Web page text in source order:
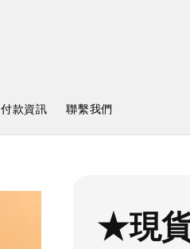
付款資訊 聯繫我們
★現